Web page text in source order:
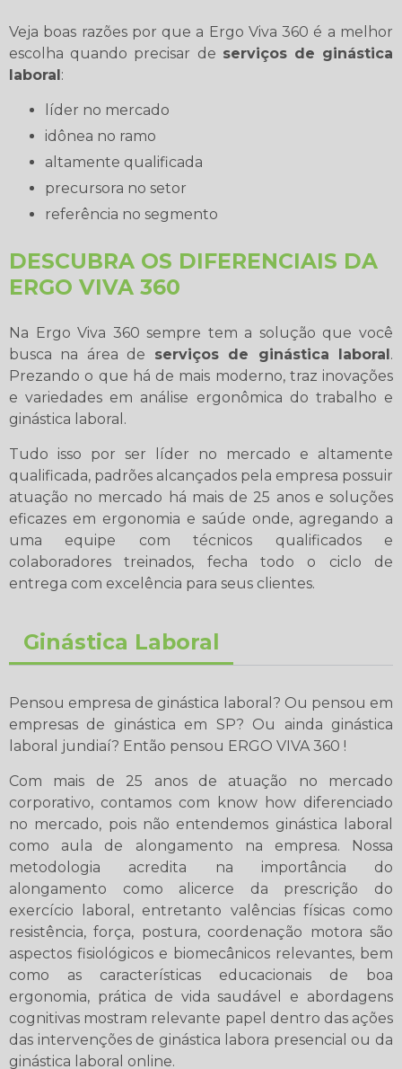
Veja boas razões por que a Ergo Viva 360 é a melhor
escolha quando precisar de serviços de ginástica
laboral:
líder no mercado
idônea no ramo
altamente qualificada
precursora no setor
referência no segmento
DESCUBRA OS DIFERENCIAIS DA
ERGO VIVA 360
Na Ergo Viva 360 sempre tem a solução que você
busca na área de serviços de ginástica laboral.
Prezando o que há de mais moderno, traz inovações
e variedades em análise ergonômica do trabalho e
ginástica laboral.
Tudo isso por ser líder no mercado e altamente
qualificada, padrões alcançados pela empresa possuir
atuação no mercado há mais de 25 anos e soluções
eficazes em ergonomia e saúde onde, agregando a
uma equipe com técnicos qualificados e
colaboradores treinados, fecha todo o ciclo de
entrega com excelência para seus clientes.
Ginástica Laboral
Pensou empresa de ginástica laboral? Ou pensou em
empresas de ginástica em SP? Ou ainda ginástica
laboral jundiaí? Então pensou ERGO VIVA 360 !
Com mais de 25 anos de atuação no mercado
corporativo, contamos com know how diferenciado
no mercado, pois não entendemos ginástica laboral
como aula de alongamento na empresa. Nossa
metodologia acredita na importância do
alongamento como alicerce da prescrição do
exercício laboral, entretanto valências físicas como
resistência, força, postura, coordenação motora são
aspectos fisiológicos e biomecânicos relevantes, bem
como as características educacionais de boa
ergonomia, prática de vida saudável e abordagens
cognitivas mostram relevante papel dentro das ações
das intervenções de ginástica labora presencial ou da
ginástica laboral online.